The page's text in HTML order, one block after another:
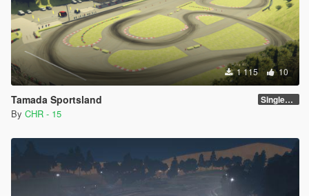
1 115 10
Tamada Sportsland SinglePlayer [Addon] 1.0 (current)
By CHR - 15